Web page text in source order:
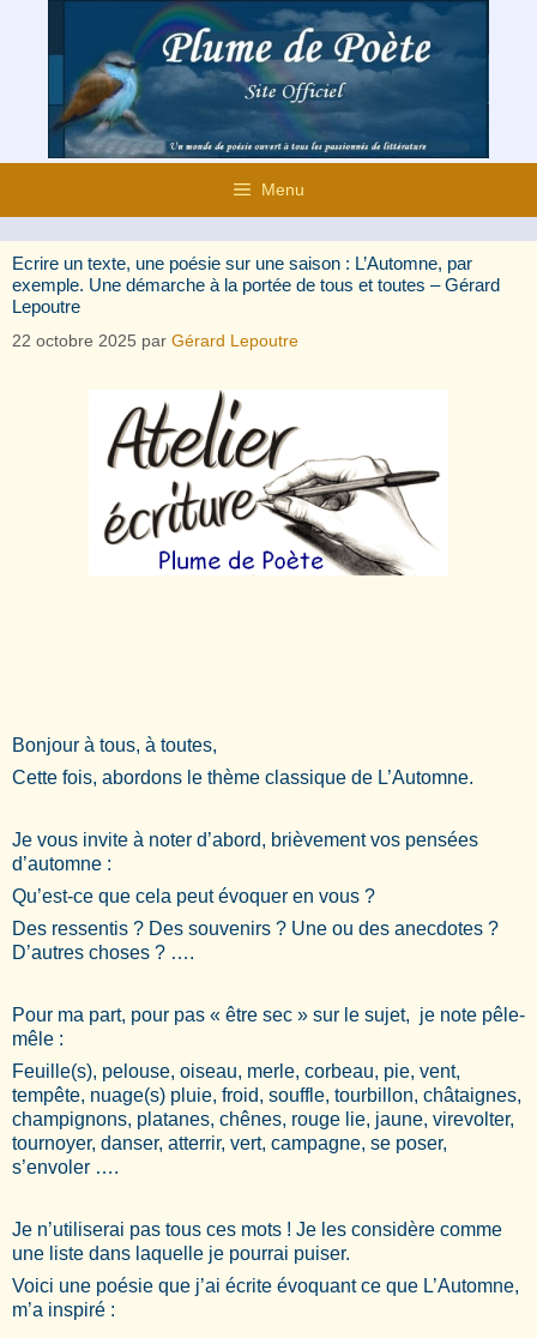
contenu
Menu
Ecrire un texte, une poésie sur une saison : L’Automne, par
exemple. Une démarche à la portée de tous et toutes – Gérard
Lepoutre
22 octobre 2025 par Gérard Lepoutre
Bonjour à tous, à toutes,
Cette fois, abordons le thème classique de L’Automne.
Je vous invite à noter d’abord, brièvement vos pensées
d’automne :
Qu’est-ce que cela peut évoquer en vous ?
Des ressentis ? Des souvenirs ? Une ou des anecdotes ?
D’autres choses ? ….
Pour ma part, pour pas « être sec » sur le sujet, je note pêle-
mêle :
Feuille(s), pelouse, oiseau, merle, corbeau, pie, vent,
tempête, nuage(s) pluie, froid, souffle, tourbillon, châtaignes,
champignons, platanes, chênes, rouge lie, jaune, virevolter,
tournoyer, danser, atterrir, vert, campagne, se poser,
s’envoler ….
Je n’utiliserai pas tous ces mots ! Je les considère comme
une liste dans laquelle je pourrai puiser.
Voici une poésie que j’ai écrite évoquant ce que L’Automne,
m’a inspiré :